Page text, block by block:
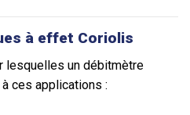
à effet Coriolis
lesquelles un débitmètre
ces applications :